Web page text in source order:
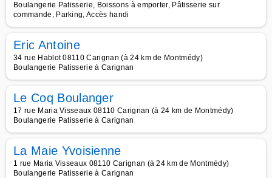
Boulangerie Patisserie, Boissons à emporter, Pâtisserie sur
commande, Parking, Accès handi
Eric Antoine
34 rue Hablot 08110 Carignan (à 24 km de Montmédy)
Boulangerie Patisserie à Carignan
Le Coq Boulanger
17 rue Maria Visseaux 08110 Carignan (à 24 km de Montmédy)
Boulangerie Patisserie à Carignan
La Maie Yvoisienne
1 rue Maria Visseaux 08110 Carignan (à 24 km de Montmédy)
Boulangerie Patisserie à Carignan